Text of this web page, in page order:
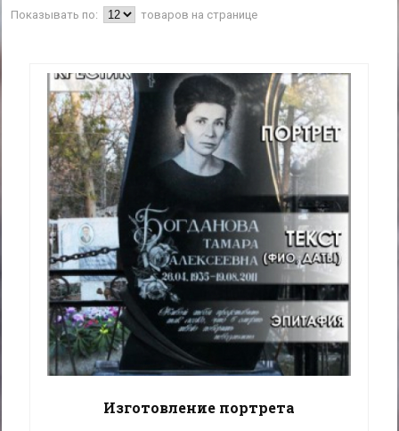
Показывать по: товаров на странице
Изготовление портрета